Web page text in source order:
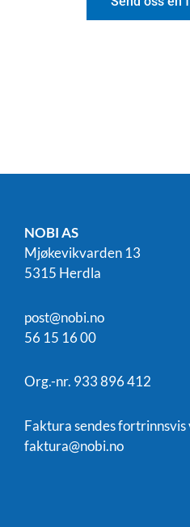
NOBI AS
Mjøkevikvarden 13
5315 Herdla
post@nobi.no
56 15 16 00
Org.-nr. 933 896 412
Faktura sendes fortrinnsvis
faktura@nobi.no